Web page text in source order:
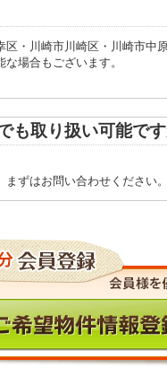
・川崎市川崎区・川崎市中
場合もございます。
も取り扱い可能です
ずはお問い合わせください。